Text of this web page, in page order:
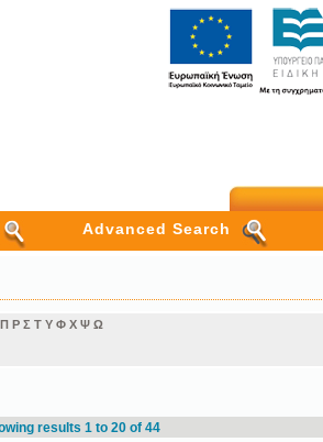
Advanced Search
Π Ρ Σ Τ Υ Φ Χ Ψ Ω
results 1 to 20 of 44